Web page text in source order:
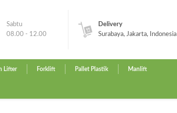
Sabtu
08.00 - 12.00
Delivery
Surabaya, Jakarta, Indonesia
Lifter Forklift Pallet Plastik Manlift